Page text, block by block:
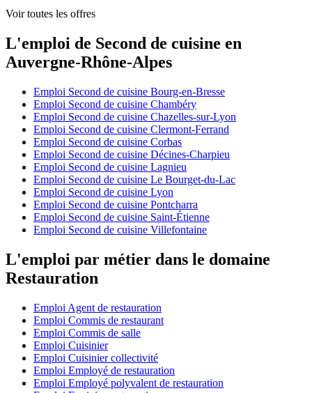
Voir toutes les offres
L'emploi de Second de cuisine en
Auvergne-Rhône-Alpes
Emploi Second de cuisine Bourg-en-Bresse
Emploi Second de cuisine Chambéry
Emploi Second de cuisine Chazelles-sur-Lyon
Emploi Second de cuisine Clermont-Ferrand
Emploi Second de cuisine Corbas
Emploi Second de cuisine Décines-Charpieu
Emploi Second de cuisine Lagnieu
Emploi Second de cuisine Le Bourget-du-Lac
Emploi Second de cuisine Lyon
Emploi Second de cuisine Pontcharra
Emploi Second de cuisine Saint-Étienne
Emploi Second de cuisine Villefontaine
L'emploi par métier dans le domaine
Restauration
Emploi Agent de restauration
Emploi Commis de restaurant
Emploi Commis de salle
Emploi Cuisinier
Emploi Cuisinier collectivité
Emploi Employé de restauration
Emploi Employé polyvalent de restauration